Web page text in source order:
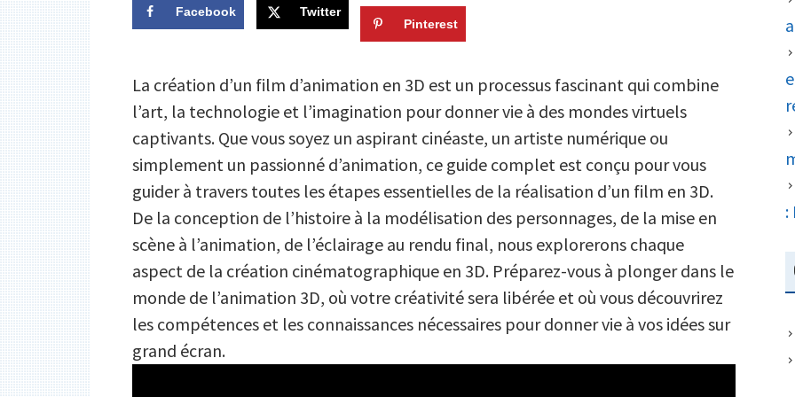
:
Le
Guide
Complet
Facebook
Twitter
Pinterest
La création d’un film d’animation en 3D est un processus fascinant qui combine
l’art, la technologie et l’imagination pour donner vie à des mondes virtuels
captivants. Que vous soyez un aspirant cinéaste, un artiste numérique ou
simplement un passionné d’animation, ce guide complet est conçu pour vous
guider à travers toutes les étapes essentielles de la réalisation d’un film en 3D.
De la conception de l’histoire à la modélisation des personnages, de la mise en
scène à l’animation, de l’éclairage au rendu final, nous explorerons chaque
aspect de la création cinématographique en 3D. Préparez-vous à plonger dans le
monde de l’animation 3D, où votre créativité sera libérée et où vous découvrirez
les compétences et les connaissances nécessaires pour donner vie à vos idées sur
grand écran.
: